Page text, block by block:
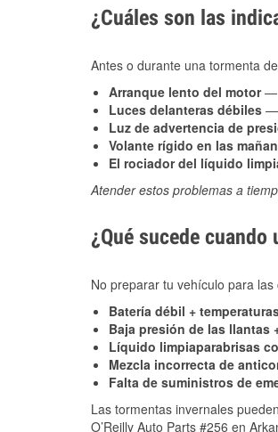
¿Cuáles son las
Antes o durante una tormenta
Arranque lento del motor—
Luces delanteras débiles —
Luz de advertencia de
Volante rígido en las
El rociador del líquido
Atender estos problemas a
¿Qué sucede
No preparar tu vehículo para
Batería débil +
Baja presión de las llantas
Líquido limpiaparabrisas
Mezcla incorrecta de
Falta de suministros de
Las tormentas invernales
O’Reilly Auto Parts #256 en